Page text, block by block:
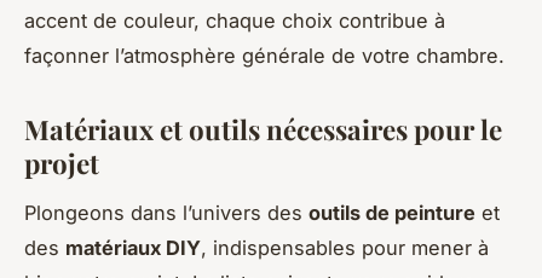
accent de couleur, chaque choix contribue à
façonner l’atmosphère générale de votre chambre.
Matériaux et outils nécessaires pour le
projet
Plongeons dans l’univers des outils de peinture et
des matériaux DIY, indispensables pour mener à